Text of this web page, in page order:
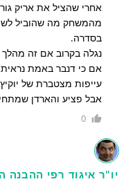
אחרי שהציל את אריק
מהמשחק מה שהוביל
בסדרה.
נגלה בקרוב אם זה
אם כי דנבר באמת
עייפות מצטברת של
אבל פציע והארדן
0
יו"ר איגוד רפי ההבנה